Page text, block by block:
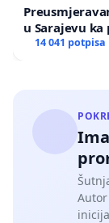
u Sarajevu
14 041 potpisa